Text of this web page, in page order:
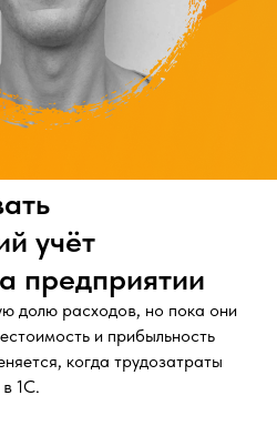
учёт
предприятии
долю расходов, но пока они
и прибыльность
когда трудозатраты
1С.